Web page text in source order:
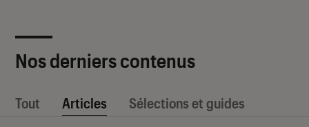
Nos derniers contenus
Tout Articles Sélections et guides